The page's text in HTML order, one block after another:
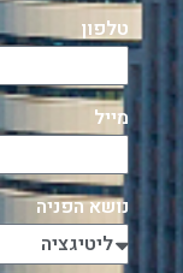
טלפון
מייל
נושא הפניה